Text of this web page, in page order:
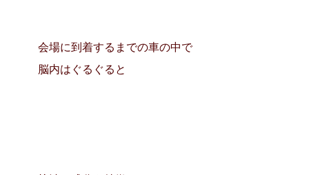
会場に到着するまでの車の中で
脳内はぐるぐると